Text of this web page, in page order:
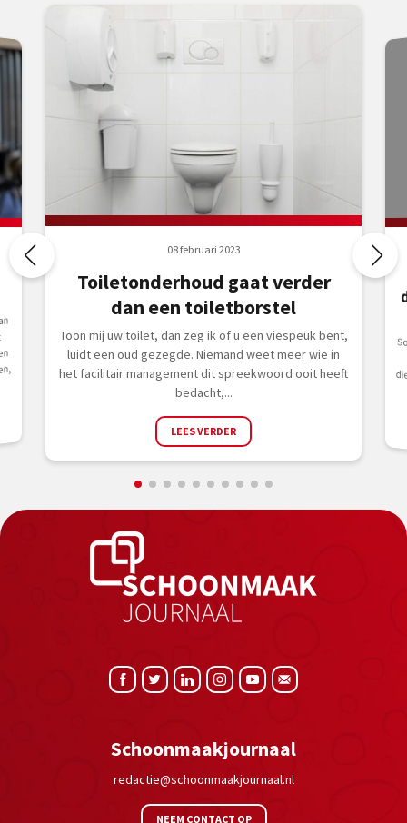
08 februari 2023
Toiletonderhoud gaat verder
dan een toiletborstel
Toon mij uw toilet, dan zeg ik of u een viespeuk bent,
luidt een oud gezegde. Niemand weet meer wie in
het facilitair management dit spreekwoord ooit heeft
bedacht,...
LEES VERDER
Schoonmaakjournaal
redactie@schoonmaakjournaal.nl
NEEM CONTACT OP